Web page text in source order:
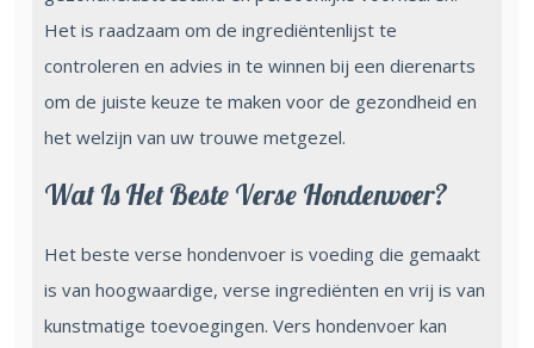
Het is raadzaam om de ingrediëntenlijst te
controleren en advies in te winnen bij een dierenarts
om de juiste keuze te maken voor de gezondheid en
het welzijn van uw trouwe metgezel.
Wat Is Het Beste Verse Hondenvoer?
Het beste verse hondenvoer is voeding die gemaakt
is van hoogwaardige, verse ingrediënten en vrij is van
kunstmatige toevoegingen. Vers hondenvoer kan